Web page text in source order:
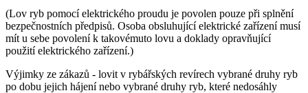
(Lov ryb pomocí elektrického proudu je povolen pouze při splnění
bezpečnostních předpisů. Osoba obsluhující elektrické zařízení musí
mít u sebe povolení k takovémuto lovu a doklady opravňující
použití elektrického zařízení.)
Výjimky ze zákazů - lovit v rybářských revírech vybrané druhy ryb
po dobu jejich hájení nebo vybrané druhy ryb, které nedosáhly